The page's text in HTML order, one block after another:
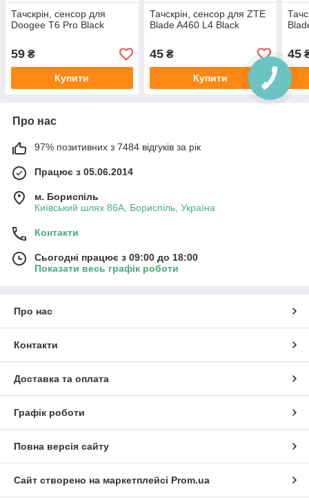
Тачскрін, сенсор для
Doogee T6 Pro Black
59 ₴
Купити
Тачскрін, сенсор для ZTE
Blade A460 L4 Black
45₴
Купити
45
Про нас
97% позитивних з 7484 відгуків за рік
Працює з 05.06.2014
м. Бориспіль
Київський шлях 86А, Бориспіль, Україна
Контакти
Сьогодні працює з 09:00 до 18:00
Показати весь графік роботи
Про нас
Контакти
Доставка та оплата
Графік роботи
Повна версія сайту
Сайт створено на маркетплейсі Prom.ua